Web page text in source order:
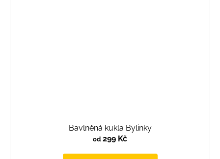
Bavlněná kukla Bylinky
od 299 Kč